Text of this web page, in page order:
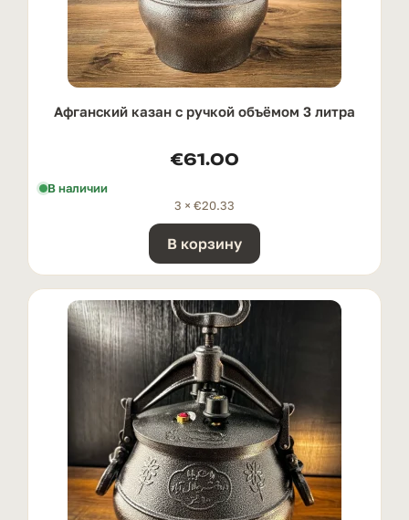
Афганский казан с ручкой oбъёмом 3 литра
€61.00
В наличии
3 × €20.33
В корзину